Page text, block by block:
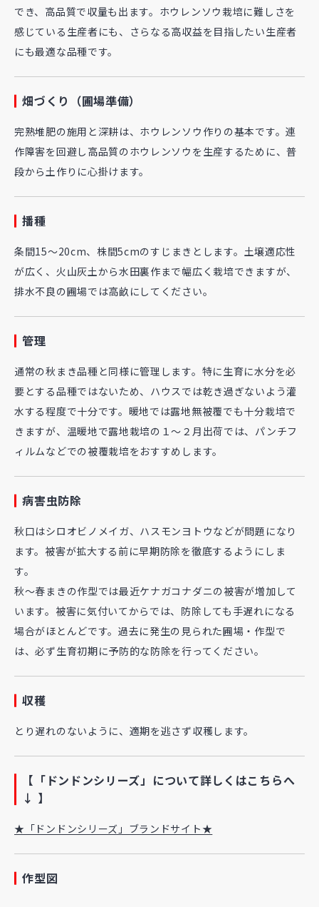
でき、高品質で収量も出ます。ホウレンソウ栽培に難しさを
感じている生産者にも、さらなる高収益を目指したい生産者
にも最適な品種です。
畑づくり（圃場準備）
完熟堆肥の施用と深耕は、ホウレンソウ作りの基本です。連
作障害を回避し高品質のホウレンソウを生産するために、普
段から土作りに心掛けます。
播種
条間15～20cm、株間5cmのすじまきとします。土壌適応性
が広く、火山灰土から水田裏作まで幅広く栽培できますが、
排水不良の圃場では高畝にしてください。
管理
通常の秋まき品種と同様に管理します。特に生育に水分を必
要とする品種ではないため、ハウスでは乾き過ぎないよう灌
水する程度で十分です。暖地では露地無被覆でも十分栽培で
きますが、温暖地で露地栽培の１～２月出荷では、パンチフ
ィルムなどでの被覆栽培をおすすめします。
病害虫防除
秋口はシロオビノメイガ、ハスモンヨトウなどが問題になり
ます。被害が拡大する前に早期防除を徹底するようにしま
す。
秋～春まきの作型では最近ケナガコナダニの被害が増加して
います。被害に気付いてからでは、防除しても手遅れになる
場合がほとんどです。過去に発生の見られた圃場・作型で
は、必ず生育初期に予防的な防除を行ってください。
収穫
とり遅れのないように、適期を逃さず収穫します。
【「ドンドンシリーズ」について詳しくはこちらへ
↓ 】
★「ドンドンシリーズ」ブランドサイト★
作型図